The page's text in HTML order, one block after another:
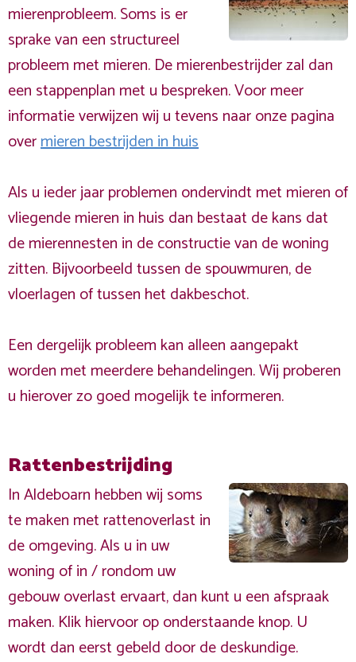
mierenprobleem. Soms is er
sprake van een structureel
probleem met mieren. De mierenbestrijder zal dan
een stappenplan met u bespreken. Voor meer
informatie verwijzen wij u tevens naar onze pagina
overmieren bestrijden in huis
Als u ieder jaar problemen ondervindt met mieren of
vliegende mieren in huis dan bestaat de kans dat
de mierennesten in de constructie van de woning
zitten. Bijvoorbeeld tussen de spouwmuren, de
vloerlagen of tussen het dakbeschot.
Een dergelijk probleem kan alleen aangepakt
worden met meerdere behandelingen. Wij proberen
u hierover zo goed mogelijk te informeren.
Rattenbestrijding
In Aldeboarn hebben wij soms
te maken met rattenoverlast in
de omgeving. Als u in uw
woning of in / rondom uw
gebouw overlast ervaart, dan kunt u een afspraak
maken. Klik hiervoor op onderstaande knop. U
wordt dan eerst gebeld door de deskundige.